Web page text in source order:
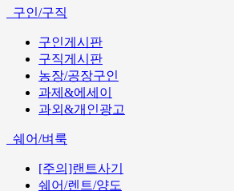
구인/구직
구인게시판
구직게시판
농장/공장구인
과제&에세이
과외&개인광고
쉐어/벼룩
[주의]랜트사기
쉐어/렌트/양도